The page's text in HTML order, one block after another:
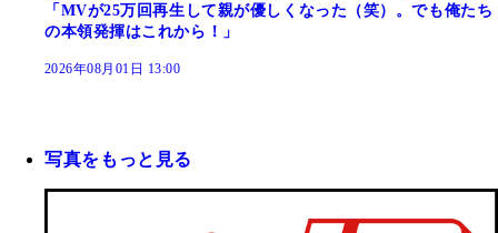
「MVが25万回再生して親が優しくなった（笑）。でも俺たち
の本領発揮はこれから！」
2026年08月01日 13:00
写真をもっと見る